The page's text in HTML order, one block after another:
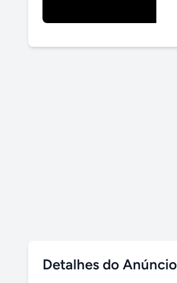
Detalhes do Anúncio